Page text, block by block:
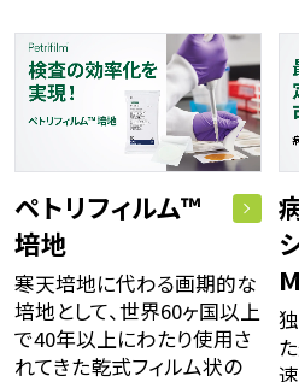
ペトリフィルム™
培地
寒天培地に代わる画期的な
培地として、世界60ヶ国以上
で40年以上にわたり使用さ
れてきた乾式フィルム状の